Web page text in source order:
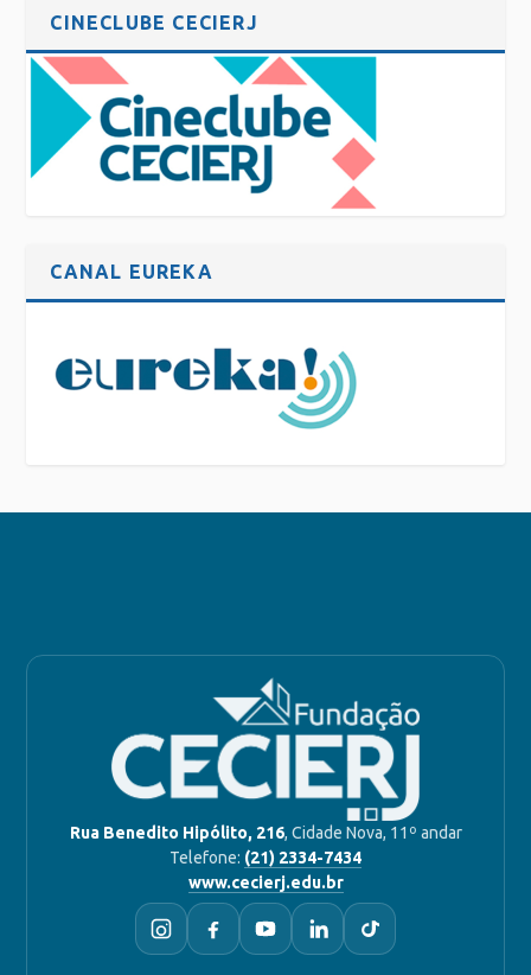
CINECLUBE CECIERJ
CANAL EUREKA
Rua Benedito Hipólito, 216, Cidade Nova, 11º andar
Telefone: (21) 2334-7434
www.cecierj.edu.br